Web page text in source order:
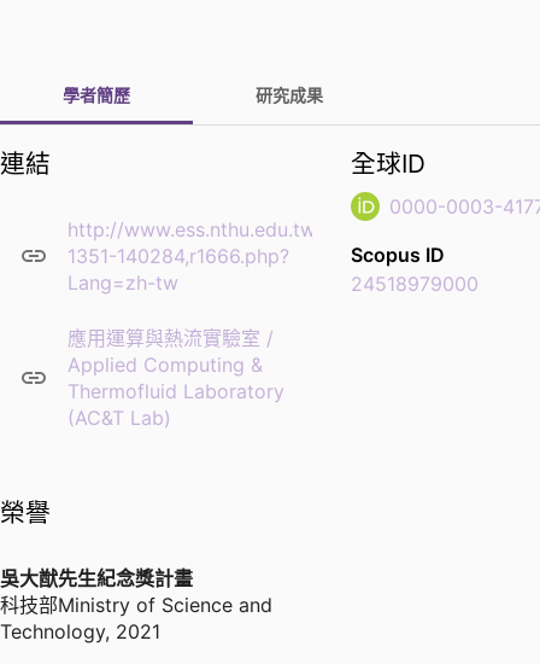
學者簡歷 研究成果
連結
http://www.ess.nthu.edu.tw/p/406-
1351-140284,r1666.php?
Lang=zh-tw
應用運算與熱流實驗室 /
Applied Computing &
Thermofluid Laboratory
(AC&T Lab)
榮譽
吳大猷先生紀念獎計畫
科技部Ministry of Science and
Technology, 2021
全球ID
0000-0003-
Scopus ID
24518979000